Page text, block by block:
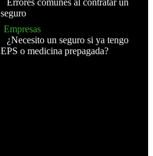
Errores comunes al contratar un
seguro
Empresas
¿Necesito un seguro si ya tengo
EPS o medicina prepagada?